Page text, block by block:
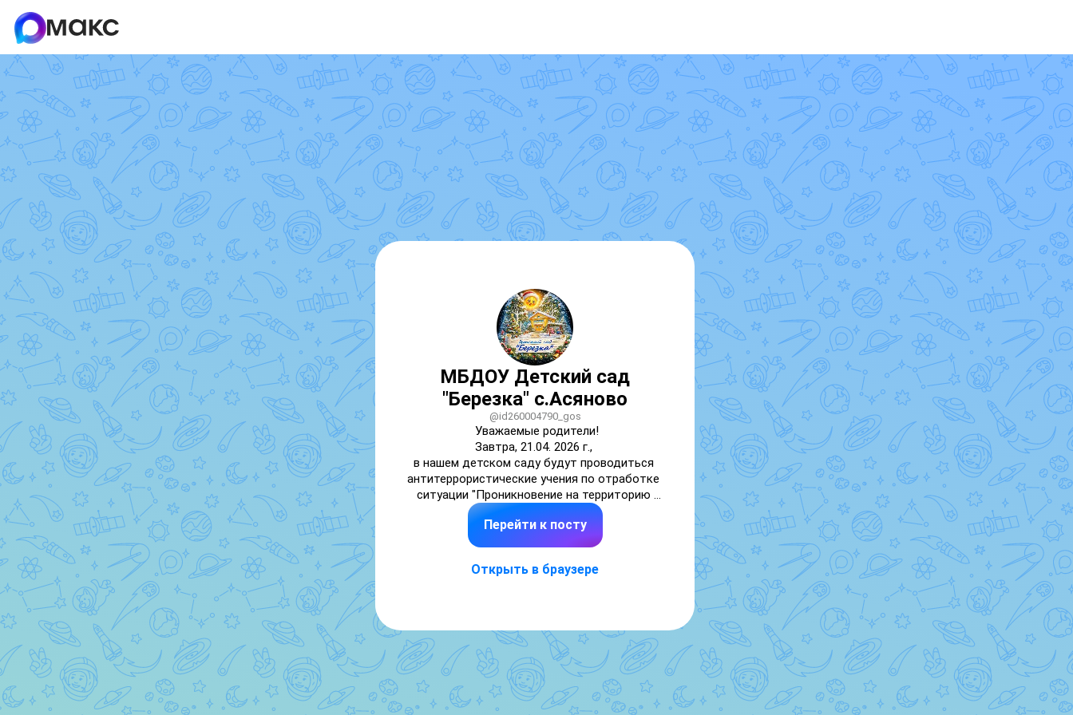
МБДОУ Детский сад
"Березка" с.Асяново
@id260004790_gos
Уважаемые родители!
Завтра, 21.04. 2026 г.,
в нашем детском саду будут проводиться
антитеррористические учения по отработке
ситуации "Проникновение на территорию
дошкольного учреждения". Учения плановые,
просьба всем соблюдать спокойствие.
Перейти к посту
Открыть в браузере